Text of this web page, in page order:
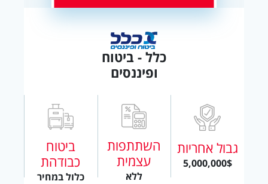
כלל - ביטוח
ופיננסים
גבול אחריות
5,000,000$
השתתפות
עצמית
ללא
ביטוח
כבודהת
כלול במחיר